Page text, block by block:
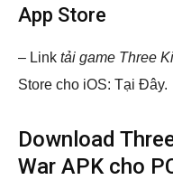
App Store
– Link tải game Three
Store cho iOS: Tại Đây.
Download
War APK cho